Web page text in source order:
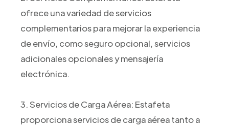
ofrece una variedad de servicios
complementarios para mejorar la experiencia
de envío, como seguro opcional, servicios
adicionales opcionales y mensajería
electrónica.
3. Servicios de Carga Aérea: Estafeta
proporciona servicios de carga aérea tanto a